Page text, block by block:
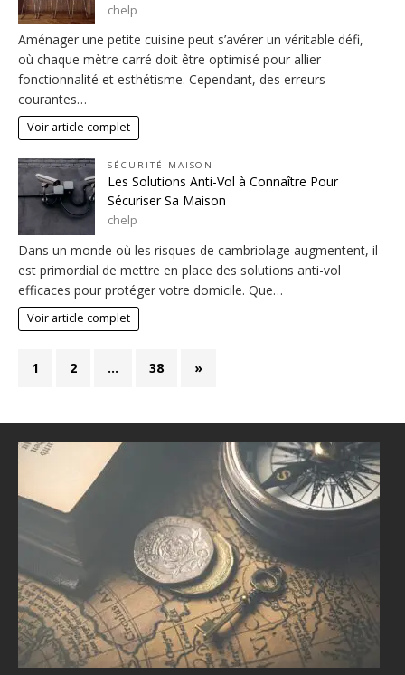
chelp
Aménager une petite cuisine peut s’avérer un véritable défi,
où chaque mètre carré doit être optimisé pour allier
fonctionnalité et esthétisme. Cependant, des erreurs
courantes…
Voir article complet
SÉCURITÉ MAISON
Les Solutions Anti-Vol à Connaître Pour
Sécuriser Sa Maison
chelp
Dans un monde où les risques de cambriolage augmentent, il
est primordial de mettre en place des solutions anti-vol
efficaces pour protéger votre domicile. Que…
Voir article complet
1 2 … 38 »